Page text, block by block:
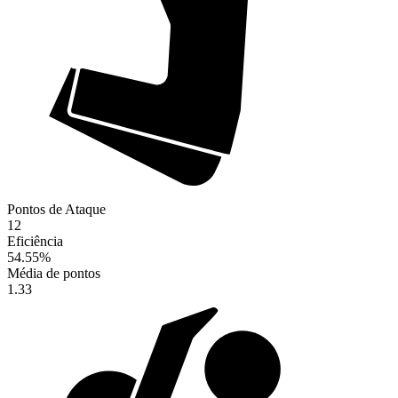
Pontos de Ataque
12
Eficiência
54.55%
Média de pontos
1.33